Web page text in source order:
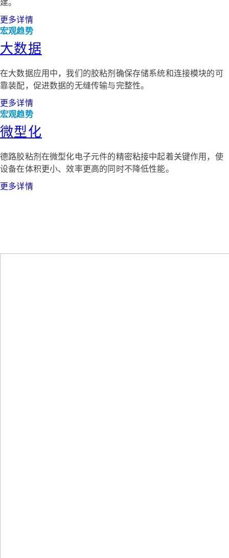
更多详情
宏观趋势
大数据
在大数据应用中，我们的胶粘剂确保存储系统和连接模块的可
靠装配，促进数据的无缝传输与完整性。
更多详情
宏观趋势
微型化
德路胶粘剂在微型化电子元件的精密粘接中起着关键作用，使
设备在体积更小、效率更高的同时不降低性能。
更多详情